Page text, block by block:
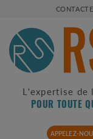
L'expertise de
POUR TOUTE
APPELEZ-